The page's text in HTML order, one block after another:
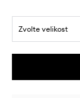
Zvolte velikost